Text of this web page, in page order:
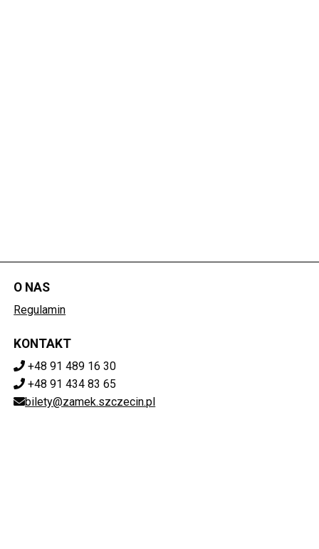
O NAS
Regulamin
KONTAKT
+48 91 489 16 30
+48 91 434 83 65
bilety@zamek.szczecin.pl